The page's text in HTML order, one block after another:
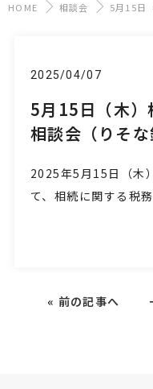
HOME 相談会 5月15日
2025/04/07
5月15日（木）
相談会（りそな
2025年5月15日 （木
て、相続に関する税
« 前の記事へ